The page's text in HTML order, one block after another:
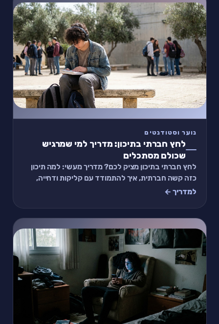
נוער וסטודנטים
לחץ חברתי בתיכון: מדריך למי שמרגיש
שכולם מסתכלים
לחץ חברתי בתיכון מציק לכם? מדריך מעשי: למה תיכון
כזה קשה חברתית, איך להתמודד עם קליקות ודחייה,
תרגיל של 2 דקות, ומתי לבקש עזרה.
למדריך ←